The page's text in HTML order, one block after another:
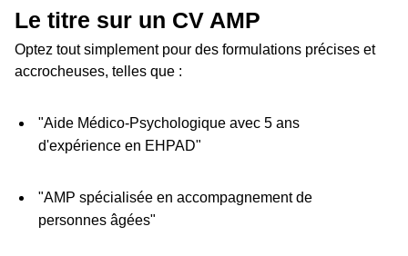
Le titre sur un CV AMP
Optez tout simplement pour des formulations précises et
accrocheuses, telles que :
"Aide Médico-Psychologique avec 5 ans
d'expérience en EHPAD"
"AMP spécialisée en accompagnement de
personnes âgées"